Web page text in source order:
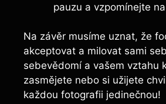
pauzu a vzpomínejte
Na závěr musíme uznat, že
akceptovat a milovat sami
sebevědomí a vašem vztahu
zasmějete nebo si užijete
každou fotografii jedinečnou!